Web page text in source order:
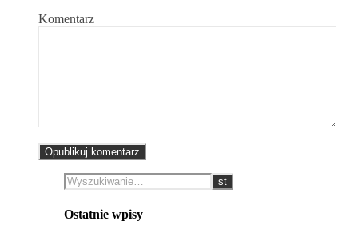
Komentarz
Ostatnie wpisy